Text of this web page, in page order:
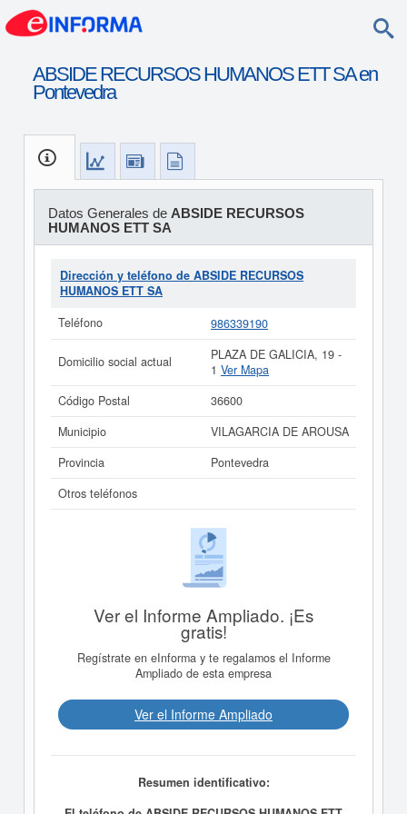
ABSIDE RECURSOS HUMANOS ETT SA en
Pontevedra
Datos Generales de ABSIDE RECURSOS
HUMANOS ETT SA
Dirección y teléfono de ABSIDE RECURSOS
HUMANOS ETT SA
Teléfono
986339190
Domicilio social actual
PLAZA DE GALICIA, 19 -
1 Ver Mapa
Código Postal
36600
Municipio
VILAGARCIA DE AROUSA
Provincia
Pontevedra
Otros teléfonos
Ver el Informe Ampliado. ¡Es
gratis!
Regístrate en eInforma y te regalamos el Informe
Ampliado de esta empresa
Ver el Informe Ampliado
Resumen identificativo: